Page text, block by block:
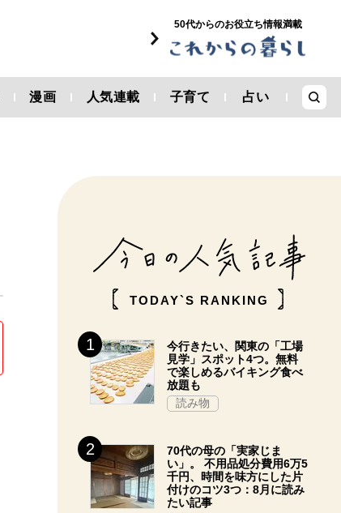
50代からのお役立ち情報満載
漫画 人気連載 子育て 占い
TODAY`S RANKING
今行きたい、関東の「工場
見学」スポット4つ。無料
で楽しめるバイキング食べ
放題も
読み物
70代の母の「実家じま
い」。 不用品処分費用6万5
千円、時間を味方にした片
付けのコツ3つ：8月に読み
たい記事